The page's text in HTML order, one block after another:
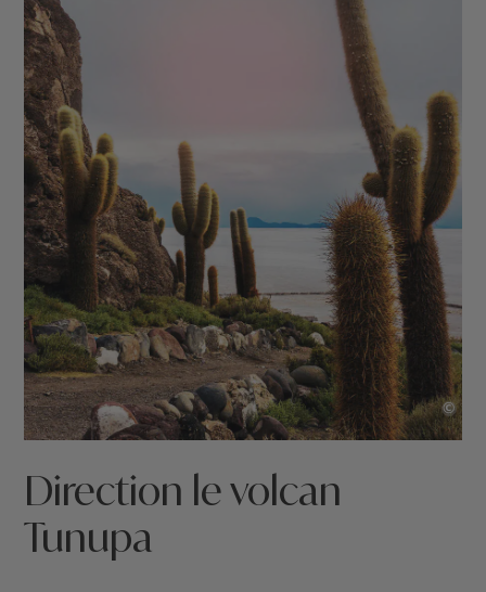
©
Direction le volcan
Tunupa